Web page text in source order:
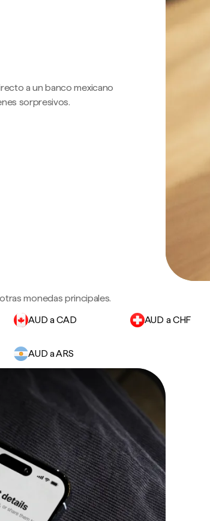
a un banco mexicano
sorpresivos.
monedas principales.
AUD a CAD AUD a CHF
AUD a ARS